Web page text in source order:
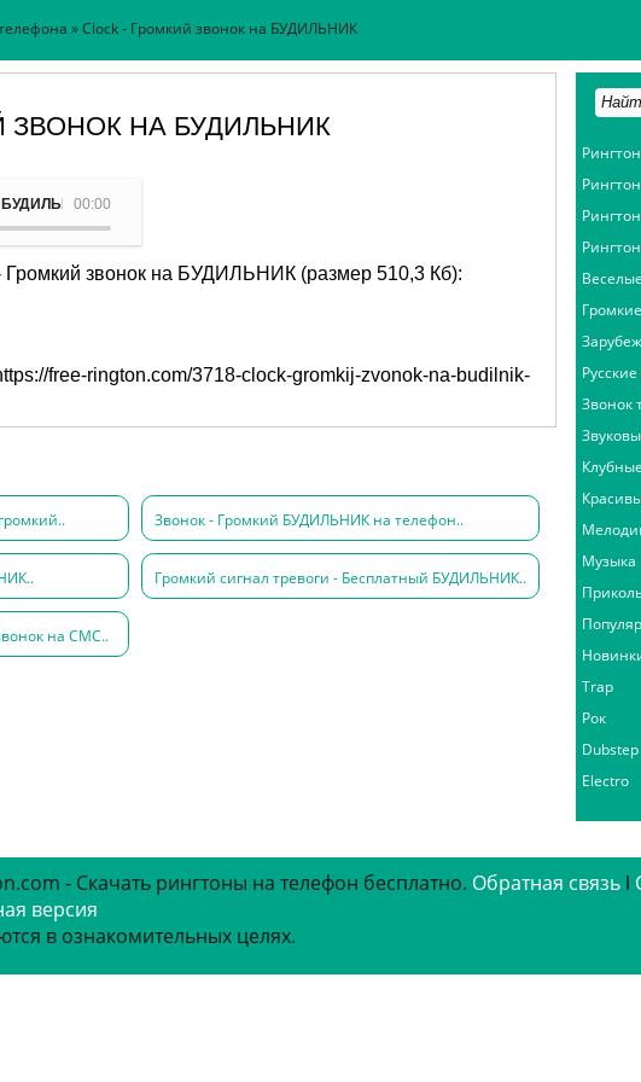
» Clock - Громкий звонок на БУДИЛЬНИК
ЗВОНОК НА БУДИЛЬНИК
00:00
БУДИЛЬНИК - Clock
Громкий звонок на БУДИЛЬНИК (размер 510,3 Кб):
free-rington.com/3718-clock-gromkij-zvonok-na-budilnik-
Звонок - Громкий БУДИЛЬНИК на телефон..
Громкий сигнал тревоги - Бесплатный БУДИЛЬНИК..
на СМС..
Звонок
Музыка
Trap
Рок
Dubstep
Electro
- Скачать рингтоны на телефон бесплатно. Обратная связь ǀ
версия
в ознакомительных целях.